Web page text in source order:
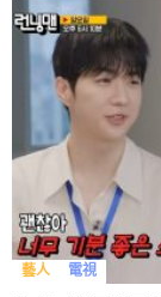
藝人 電視